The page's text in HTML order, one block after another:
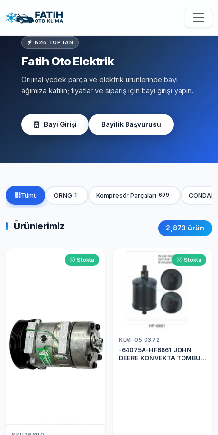
B2B TOPTAN
Fatih Oto Elektrik
Orijinal yedek parça ve elektrik ürünlerinde bayi
ağımıza katılın; fiyatlar ve sipariş için bayi girişi yapın.
Bayi Girişi Bayilik Başvurusu
Tümü ORNG 1 Kompresör Parçaları 699
Ürünlerimiz 2,873 ürün
Stokta Stokta
KLM-05 0372
-64075A-HF6661 JOHN
DEERE KONVEKTA TOMBUL